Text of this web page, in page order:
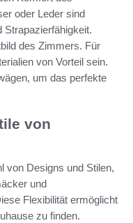
oder Leder sind
Strapazierfähigkeit.
des Zimmers. Für
von Vorteil sein.
um das perfekte
von
von Designs und Stilen,
und
Flexibilität ermöglicht
zu finden.